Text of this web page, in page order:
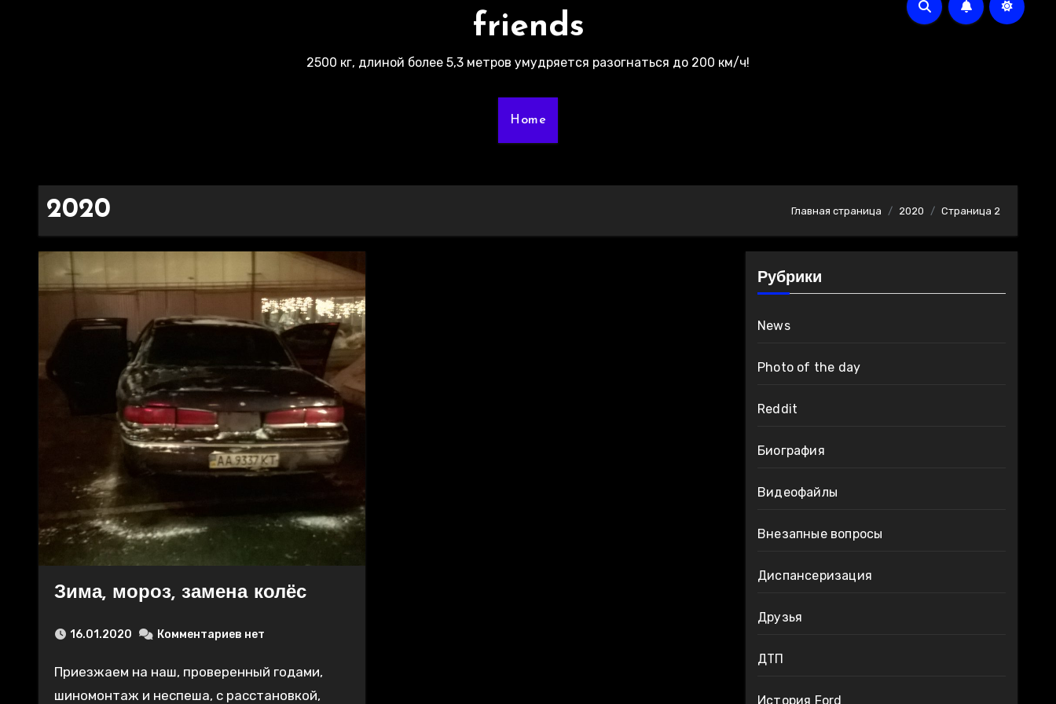
friends
2500 кг, длиной более 5,3 метров умудряется разогнаться до 200 км/ч!
Home
2020 Главная страница 2020 Страница 2
Зима, мороз, замена колёс
16.01.2020 Комментариев нет
Приезжаем на наш, проверенный годами,
шиномонтаж и неспеша, с расстановкой,
Рубрики
News
Photo of the day
Reddit
Биография
Видеофайлы
Внезапные вопросы
Диспансеризация
Друзья
ДТП
История Ford